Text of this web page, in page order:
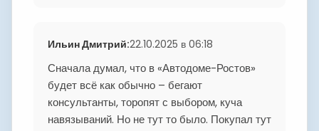
Ильин Дмитрий:22.10.2025 в 06:18
Сначала думал, что в «Автодоме-Ростов»
будет всё как обычно – бегают
консультанты, торопят с выбором, куча
навязываний. Но не тут то было. Покупал тут